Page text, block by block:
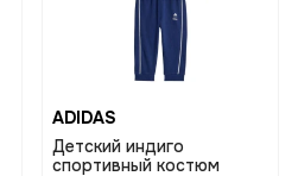
ADIDAS
Детский индиго
спортивный костюм